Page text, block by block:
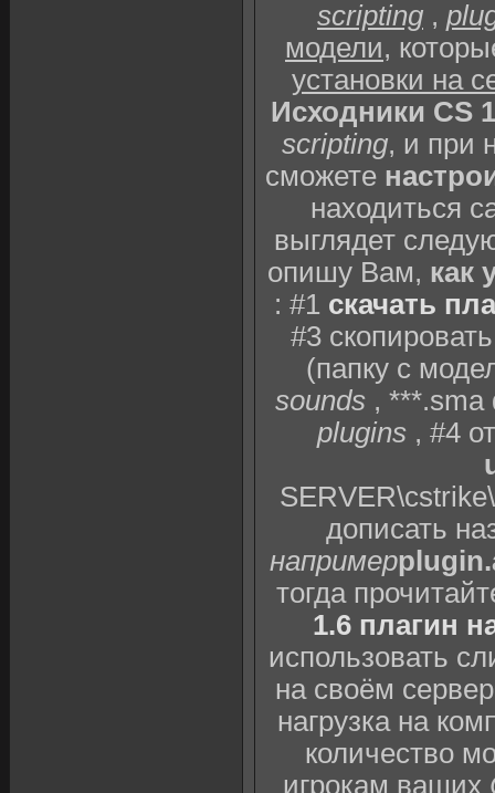
scripting ,
модели,
установки на
Исходники CS
scripting, и при
сможете
находиться
выглядет
опишу Вам, как
: #1 скачать
#3
(папку с
sounds,
plugins, #4
дописать
например
тогда
1.6 плагин
использовать
на своём
нагрузка на
количество
игрокам ваших